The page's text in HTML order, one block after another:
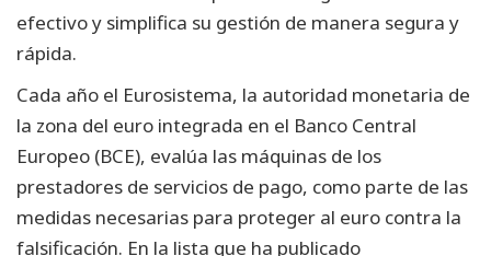
efectivo y simplifica su gestión de manera segura y
rápida.
Cada año el Eurosistema, la autoridad monetaria de
la zona del euro integrada en el Banco Central
Europeo (BCE), evalúa las máquinas de los
prestadores de servicios de pago, como parte de las
medidas necesarias para proteger al euro contra la
falsificación. En la lista que ha publicado